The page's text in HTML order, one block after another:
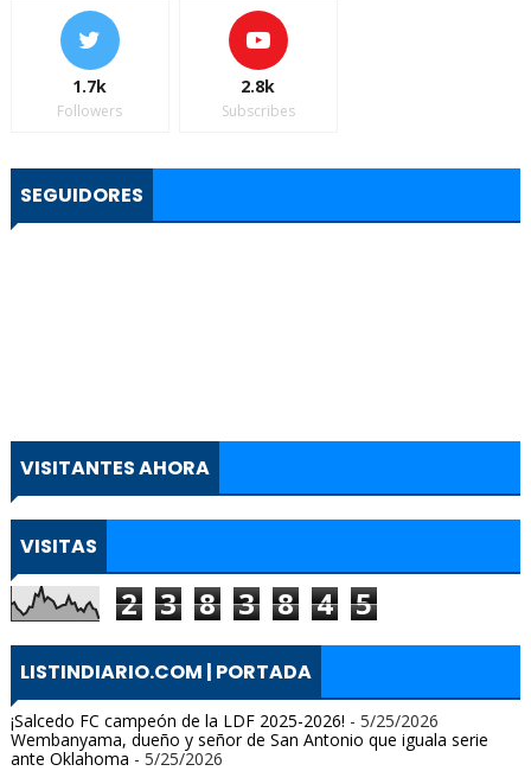
1.7k
Followers
2.8k
Subscribes
SEGUIDORES
VISITANTES AHORA
VISITAS
2 3 8 3 8 4 5
LISTINDIARIO.COM | PORTADA
¡Salcedo FC campeón de la LDF 2025-2026! - 5/25/2026
Wembanyama, dueño y señor de San Antonio que iguala serie
ante Oklahoma - 5/25/2026